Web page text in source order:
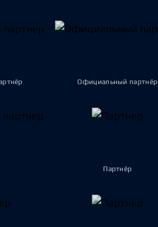
Официальный партнёр
Партнёр